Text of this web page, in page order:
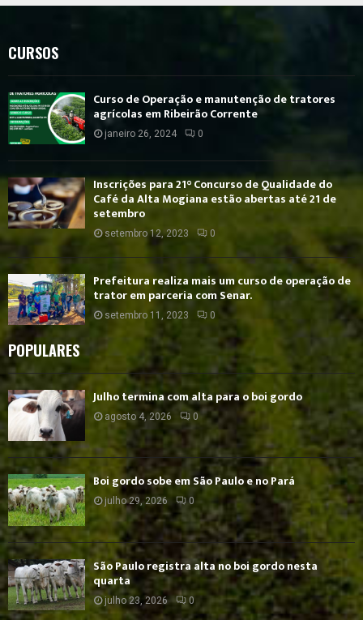
CURSOS
Curso de Operação e manutenção de tratores
agrícolas em Ribeirão Corrente
janeiro 26, 2024 0
Inscrições para 21° Concurso de Qualidade do
Café da Alta Mogiana estão abertas até 21 de
setembro
setembro 12, 2023 0
Prefeitura realiza mais um curso de operação de
trator em parceria com Senar.
setembro 11, 2023 0
POPULARES
Julho termina com alta para o boi gordo
agosto 4, 2026 0
Boi gordo sobe em São Paulo e no Pará
julho 29, 2026 0
São Paulo registra alta no boi gordo nesta
quarta
julho 23, 2026 0